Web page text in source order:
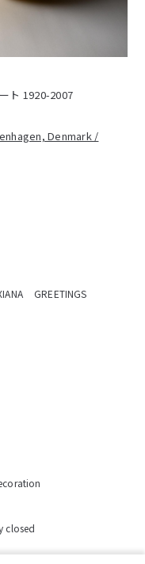
ト 1920-2007
Denmark /
GREETINGS
closed